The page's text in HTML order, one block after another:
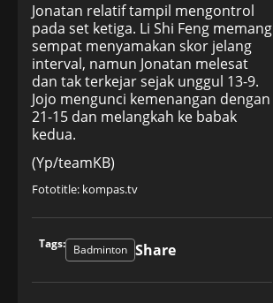
Jonatan relatif tampil mengontrol
pada set ketiga. Li Shi Feng memang
sempat menyamakan skor jelang
interval, namun Jonatan melesat
dan tak terkejar sejak unggul 13-9.
Jojo mengunci kemenangan dengan
21-15 dan melangkah ke babak
kedua.
(Yp/teamKB)
Fototitle: kompas.tv
Tags: Badminton Share